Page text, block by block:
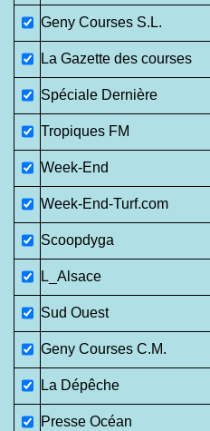
Geny Courses S.L.
La Gazette des courses
Spéciale Dernière
Tropiques FM
Week-End
Week-End-Turf.com
Scoopdyga
L_Alsace
Sud Ouest
Geny Courses C.M.
La Dépêche
Presse Océan